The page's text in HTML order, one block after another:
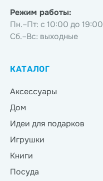
Режим работы:
Пн.–Пт: с 10:00 до 19:00
Сб.–Вс: выходные
КАТАЛОГ
Аксессуары
Дом
Идеи для подарков
Игрушки
Книги
Посуда